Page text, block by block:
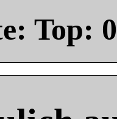
Top: 0